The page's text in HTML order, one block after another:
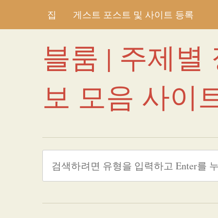
집 게스트 포스트 및 사이트 등록
블룸 | 주제별
보 모음 사이